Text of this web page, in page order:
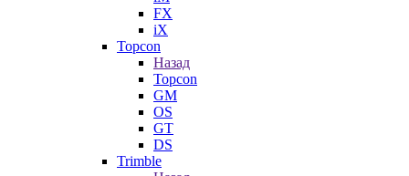
FX
iX
Topcon
Назад
Topcon
GM
OS
GT
DS
Trimble